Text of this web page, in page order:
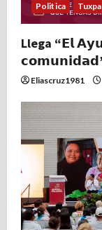
Politica
Llega “𝗘𝗹
Eliascruz1981